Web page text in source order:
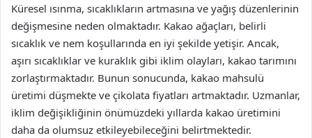
Küresel ısınma, sıcaklıkların artmasına ve yağış düzenlerinin
değişmesine neden olmaktadır. Kakao ağaçları, belirli
sıcaklık ve nem koşullarında en iyi şekilde yetişir. Ancak,
aşırı sıcaklıklar ve kuraklık gibi iklim olayları, kakao tarımını
zorlaştırmaktadır. Bunun sonucunda, kakao mahsulü
üretimi düşmekte ve çikolata fiyatları artmaktadır. Uzmanlar,
iklim değişikliğinin önümüzdeki yıllarda kakao üretimini
daha da olumsuz etkileyebileceğini belirtmektedir.